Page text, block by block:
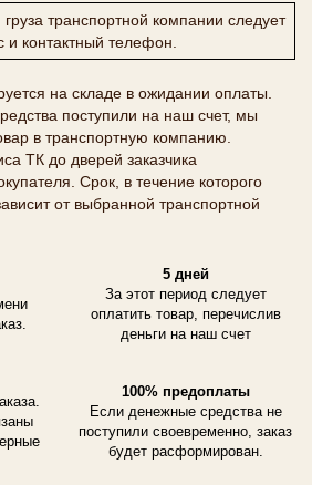
транспортной компании следует
и контактный телефон.
на складе в ожидании оплаты.
поступили на наш счет, мы
в транспортную компанию.
ТК до дверей заказчика
Срок, в течение которого
от выбранной транспортной
5 дней
За этот период следует
оплатить товар, перечислив
деньги на наш счет
100% предоплаты
Если денежные средства не
поступили своевременно, заказ
будет расформирован.